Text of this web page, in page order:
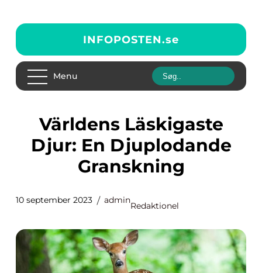
INFOPOSTEN.se
Menu
Världens Läskigaste
Djur: En Djuplodande
Granskning
10 september 2023 admin
Redaktionel